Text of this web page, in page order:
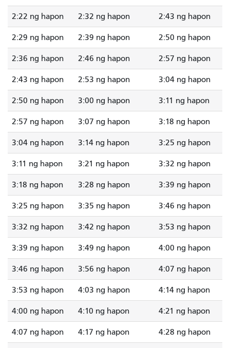
2:22 ng hapon 2:32 ng hapon 2:43 ng hapon
2:29 ng hapon 2:39 ng hapon 2:50 ng hapon
2:36 ng hapon 2:46 ng hapon 2:57 ng hapon
2:43 ng hapon 2:53 ng hapon 3:04 ng hapon
2:50 ng hapon 3:00 ng hapon 3:11 ng hapon
2:57 ng hapon 3:07 ng hapon 3:18 ng hapon
3:04 ng hapon 3:14 ng hapon 3:25 ng hapon
3:11 ng hapon 3:21 ng hapon 3:32 ng hapon
3:18 ng hapon 3:28 ng hapon 3:39 ng hapon
3:25 ng hapon 3:35 ng hapon 3:46 ng hapon
3:32 ng hapon 3:42 ng hapon 3:53 ng hapon
3:39 ng hapon 3:49 ng hapon 4:00 ng hapon
3:46 ng hapon 3:56 ng hapon 4:07 ng hapon
3:53 ng hapon 4:03 ng hapon 4:14 ng hapon
4:00 ng hapon 4:10 ng hapon 4:21 ng hapon
4:07 ng hapon 4:17 ng hapon 4:28 ng hapon